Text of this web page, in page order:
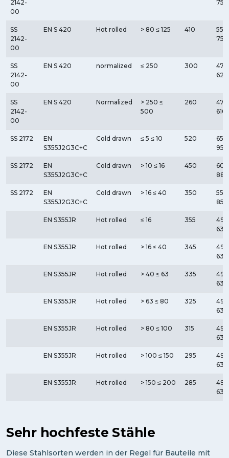
2142-
00
750
SS
2142-
00
EN S 420 Hot rolled > 80 ≤ 125 410
750
SS
2142-
00
EN S 420 normalized ≤ 250 300
620
SS
2142-
00
EN S 420 Normalized
> 250 ≤
500
260
610
SS 2172
EN
S355J2G3C+C
Cold drawn ≤ 5 ≤ 10 520
950
SS 2172
EN
S355J2G3C+C
Cold drawn > 10 ≤ 16 450
880
SS 2172
EN
S355J2G3C+C
Cold drawn > 16 ≤ 40 350
850
EN S355JR Hot rolled ≤ 16 355
630
EN S355JR Hot rolled > 16 ≤ 40 345
630
EN S355JR Hot rolled > 40 ≤ 63 335
630
EN S355JR Hot rolled > 63 ≤ 80 325
630
EN S355JR Hot rolled > 80 ≤ 100 315
630
EN S355JR Hot rolled > 100 ≤ 150 295
630
EN S355JR Hot rolled > 150 ≤ 200 285
630
Sehr hochfeste Stähle
Diese Stahlsorten werden in der Regel für Bauteile mit